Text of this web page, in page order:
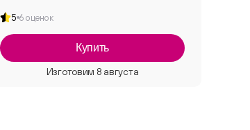
5 6 оценок
Купить